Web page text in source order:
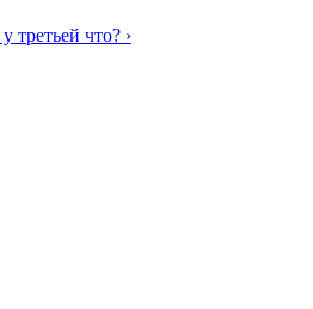
у третьей что? ›